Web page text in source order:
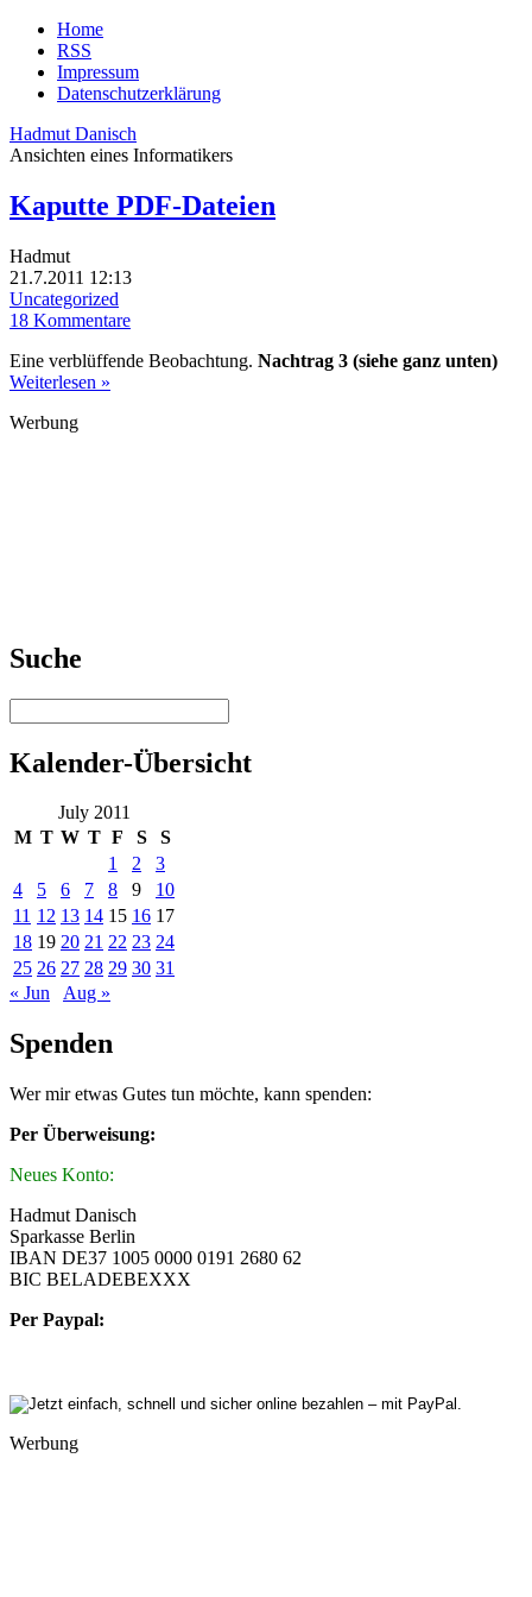
Home
RSS
Impressum
Datenschutzerklärung
Hadmut Danisch
Ansichten eines Informatikers
Kaputte PDF-Dateien
Hadmut
21.7.2011 12:13
Uncategorized
18 Kommentare
Eine verblüffende Beobachtung. Nachtrag 3 (siehe ganz unten)
Weiterlesen »
Werbung
Suche
Kalender-Übersicht
July 2011
M T W T F S
S
1
2
3
4
5 6 7 8 9
10
11 12 13 14 15 16 17
18 19 20 21 22 23 24
25 26 27 28 29 30 31
« Jun
Aug »
Spenden
Wer mir etwas Gutes tun möchte, kann spenden:
Per Überweisung:
Neues Konto:
Hadmut Danisch
Sparkasse Berlin
IBAN DE37 1005 0000 0191 2680 62
BIC BELADEBEXXX
Per Paypal:
Werbung